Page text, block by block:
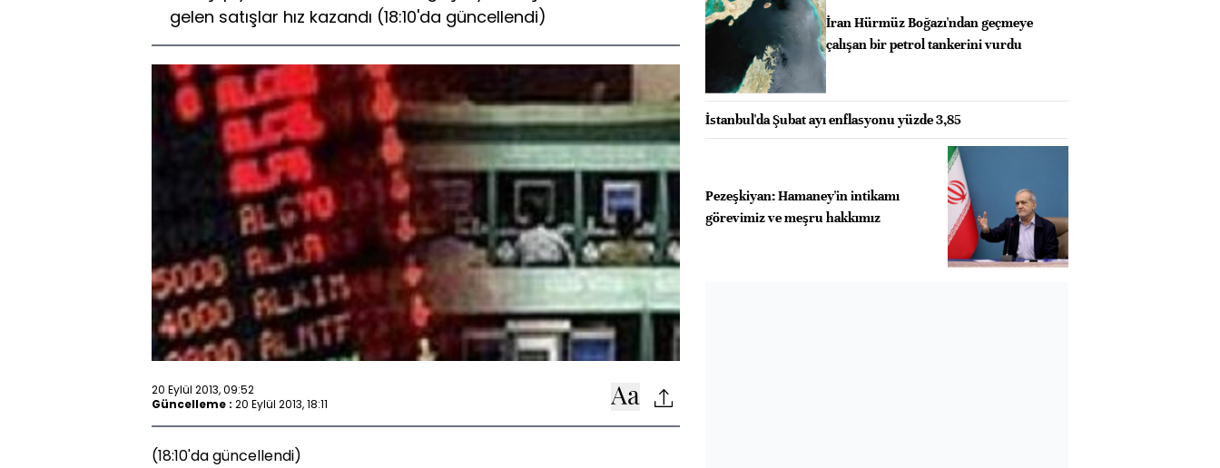
gelen satışlar hız kazandı (18:10'da güncellendi)
20 Eylül 2013, 09:52
Güncelleme : 20 Eylül 2013, 18:11
(18:10'da güncellendi)
İran Hürmüz Boğazı'ndan geçmeye
çalışan bir petrol tankerini vurdu
İstanbul'da Şubat ayı enflasyonu yüzde 3,85
Pezeşkiyan: Hamaney'in intikamı
görevimiz ve meşru hakkımız